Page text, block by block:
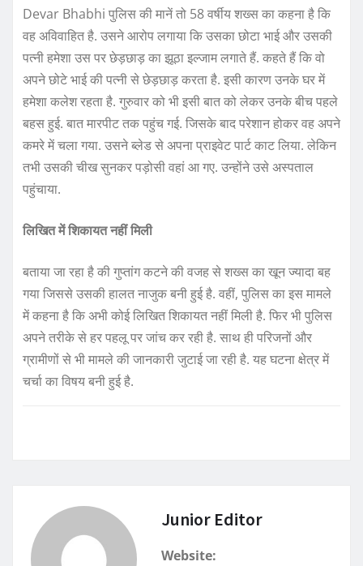
Devar Bhabhi पुलिस की मानें तो 58 वर्षीय शख्स का कहना है कि
वह अविवाहित है. उसने आरोप लगाया कि उसका छोटा भाई और उसकी
पत्नी हमेशा उस पर छेड़छाड़ का झूठा इल्जाम लगाते हैं. कहते हैं कि वो
अपने छोटे भाई की पत्नी से छेड़छाड़ करता है. इसी कारण उनके घर में
हमेशा कलेश रहता है. गुरुवार को भी इसी बात को लेकर उनके बीच पहले
बहस हुई. बात मारपीट तक पहुंच गई. जिसके बाद परेशान होकर वह अपने
कमरे में चला गया. उसने ब्लेड से अपना प्राइवेट पार्ट काट लिया. लेकिन
तभी उसकी चीख सुनकर पड़ोसी वहां आ गए. उन्होंने उसे अस्पताल
पहुंचाया.
लिखित में शिकायत नहीं मिली
बताया जा रहा है की गुप्तांग कटने की वजह से शख्स का खून ज्यादा बह
गया जिससे उसकी हालत नाजुक बनी हुई है. वहीं, पुलिस का इस मामले
में कहना है कि अभी कोई लिखित शिकायत नहीं मिली है. फिर भी पुलिस
अपने तरीके से हर पहलू पर जांच कर रही है. साथ ही परिजनों और
ग्रामीणों से भी मामले की जानकारी जुटाई जा रही है. यह घटना क्षेत्र में
चर्चा का विषय बनी हुई है.
Junior Editor
Website: